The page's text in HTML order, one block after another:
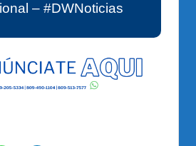
– #DWNoticias